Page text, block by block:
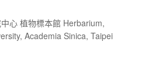
心 植物標本館 Herbarium,
Academia Sinica, Taipei